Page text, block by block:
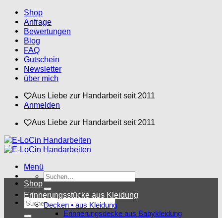
Zum
Inhalt
springen
Shop
Anfrage
Bewertungen
Blog
FAQ
Gutschein
Newsletter
über mich
Aus Liebe zur Handarbeit seit 2011
Anmelden
Aus Liebe zur Handarbeit seit 2011
Menü
Suchen
nach:
Suchen
nach:
Shop
Erinnerungsstücke aus Kleidung
Decken • aus Kleidung
Erinnerungsdecke aus Babykleidung